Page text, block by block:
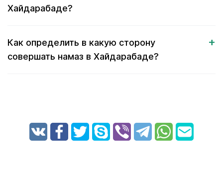
Хайдарабаде?
Как определить в какую сторону
совершать намаз в Хайдарабаде?